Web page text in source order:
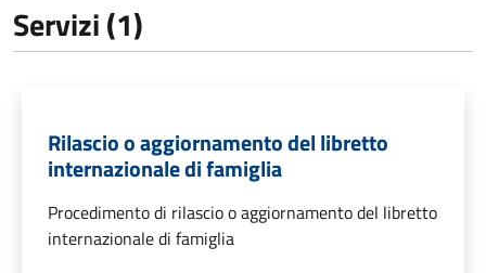
Servizi (1)
Rilascio o aggiornamento del libretto
internazionale di famiglia
Procedimento di rilascio o aggiornamento del libretto
internazionale di famiglia